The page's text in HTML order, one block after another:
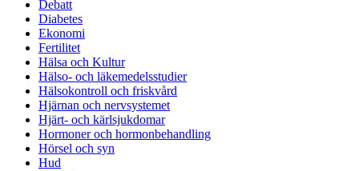
Debatt
Diabetes
Ekonomi
Fertilitet
Hälsa och Kultur
Hälso- och läkemedelsstudier
Hälsokontroll och friskvård
Hjärnan och nervsystemet
Hjärt- och kärlsjukdomar
Hormoner och hormonbehandling
Hörsel och syn
Hud